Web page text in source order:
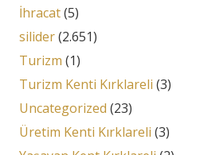
İhracat(5)
silider(2.651)
Turizm (1)
Turizm Kenti Kırklareli (3)
Uncategorized (23)
Üretim Kenti Kırklareli (3)